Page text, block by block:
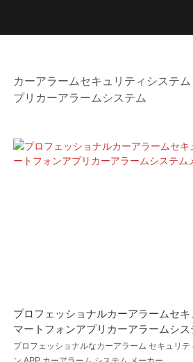
カーアラームセキュリティシステ
プリカーアラームシステム
プロフェッショナルカーアラームセ
マートフォンアプリカーアラームシ
プロフェッショナルなカーアラーム セキュリ